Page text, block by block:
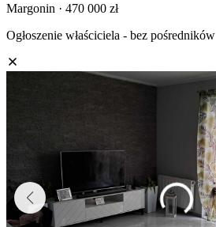
Margonin · 470 000 zł
Ogłoszenie właściciela - bez pośredników